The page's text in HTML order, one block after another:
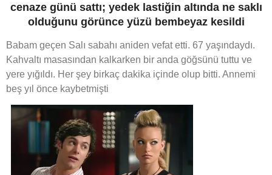
cenaze günü sattı; yedek lastiğin altında ne saklı
olduğunu görünce yüzü bembeyaz kesildi
Babam geçen Salı sabahı aniden vefat etti. 67 yaşındaydı.
Kahvaltı masasından kalkarken bir anda göğsünü tuttu ve
yere yığıldı. Her şey birkaç dakika içinde olup bitti. Annemi
beş yıl önce kaybetmişti